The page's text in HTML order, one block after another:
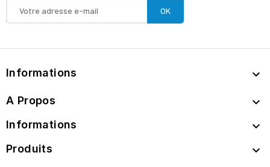
Informations 
A Propos 
Informations 
Produits 